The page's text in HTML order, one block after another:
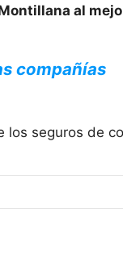
al
compañías
seguros de